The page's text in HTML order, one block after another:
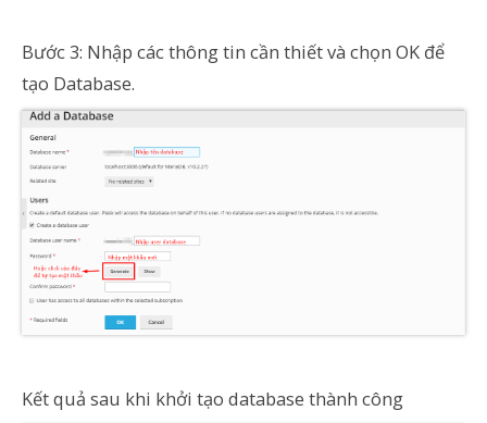
Bước 3: Nhập các thông tin cần thiết và chọn OK để
tạo Database.
Kết quả sau khi khởi tạo database thành công